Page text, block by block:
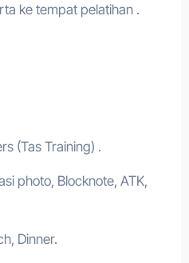
ke tempat pelatihan .
(Tas Training) .
photo, Blocknote, ATK,
Dinner.